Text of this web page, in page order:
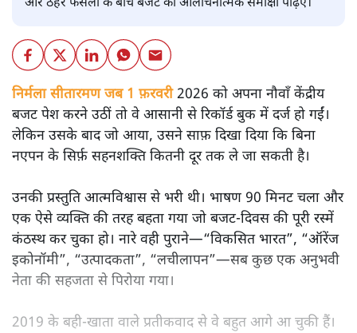
निर्मला सीतारमण जब 1 फ़रवरी2026 को अपना नौवाँ केंद्रीय
बजट पेश करने उठीं तो वे आसानी से रिकॉर्ड बुक में दर्ज हो गईं।
लेकिन उसके बाद जो आया, उसने साफ़ दिखा दिया कि बिना
नएपन के सिर्फ़ सहनशक्ति कितनी दूर तक ले जा सकती है।
उनकी प्रस्तुति आत्मविश्वास से भरी थी। भाषण 90 मिनट चला और
एक ऐसे व्यक्ति की तरह बहता गया जो बजट‑दिवस की पूरी रस्में
कंठस्थ कर चुका हो। नारे वही पुराने—“विकसित भारत”, “ऑरेंज
इकोनॉमी”, “उत्पादकता”, “लचीलापन”—सब कुछ एक अनुभवी
नेता की सहजता से पिरोया गया।
2019 के बही‑खाता वाले प्रतीकवाद से वे बहुत आगे आ चुकी हैं।